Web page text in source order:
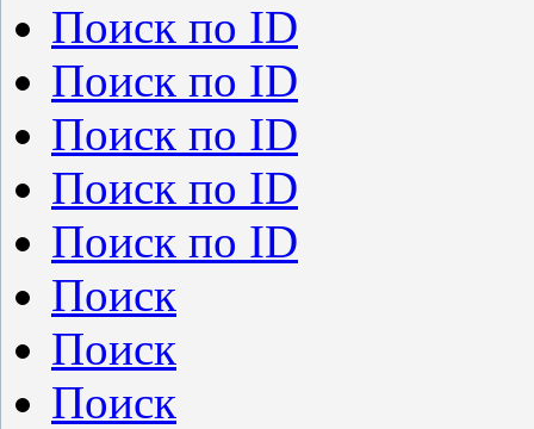
Поиск по ID
Поиск по ID
Поиск по ID
Поиск по ID
Поиск по ID
Поиск
Поиск
Поиск